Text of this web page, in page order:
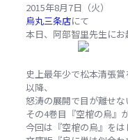
2015年8月7日（火）
烏丸三条店にて
本日、阿部智里先生にお
史上最年少で松本清張
以降、
怒涛の展開で目が離せな
その4巻目『空棺の烏』
今回は『空棺の烏』をは